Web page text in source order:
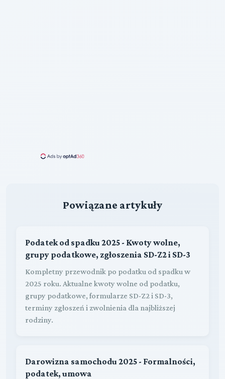
Powiązane artykuły
Podatek od spadku 2025 - Kwoty wolne,
grupy podatkowe, zgłoszenia SD-Z2 i SD-3
Kompletny przewodnik po podatku od spadku w
2025 roku. Aktualne kwoty wolne od podatku,
grupy podatkowe, formularze SD-Z2 i SD-3,
terminy zgłoszeń i zwolnienia dla najbliższej
rodziny.
Darowizna samochodu 2025 - Formalności,
podatek, umowa